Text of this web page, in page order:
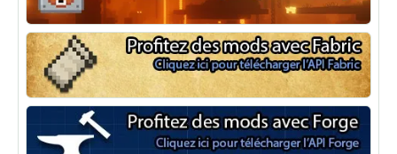
NeoForge
Minecraft Fabric